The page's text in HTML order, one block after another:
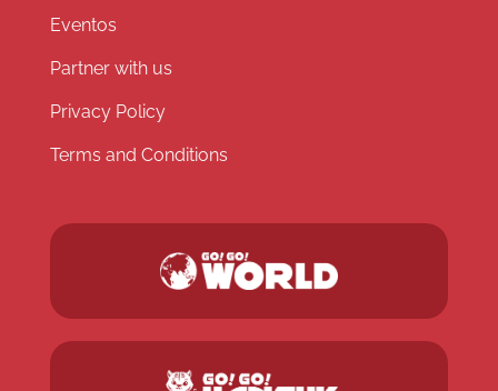
Eventos
Partner with us
Privacy Policy
Terms and Conditions